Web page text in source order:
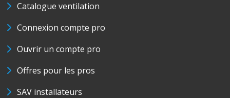
Catalogue ventilation
Connexion compte pro
Ouvrir un compte pro
Offres pour les pros
SAV installateurs